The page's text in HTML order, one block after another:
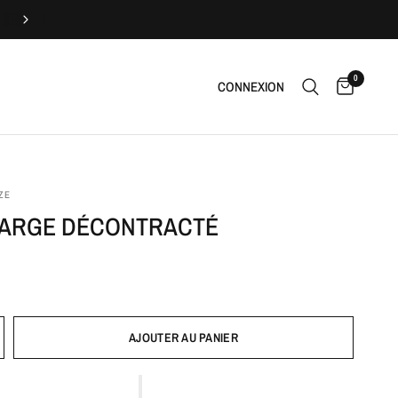
CONNEXION 0
DÉCONTRACTÉ
AJOUTER AU PANIER